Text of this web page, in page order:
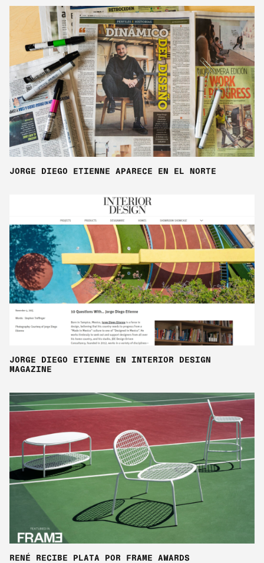
JORGE DIEGO ETIENNE APARECE EN EL NORTE
JORGE DIEGO ETIENNE EN INTERIOR DESIGN
MAGAZINE
RENÉ RECIBE PLATA POR FRAME AWARDS